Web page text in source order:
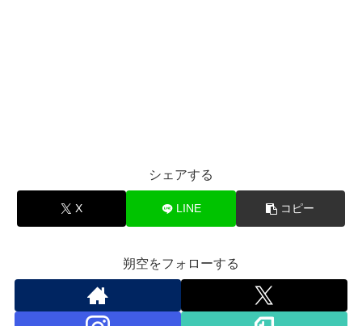
シェアする
X LINE コピー
朔空をフォローする